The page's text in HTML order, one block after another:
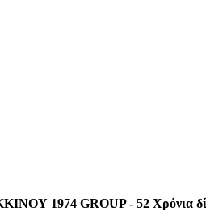
1974 GROUP - 52 Χρόνια